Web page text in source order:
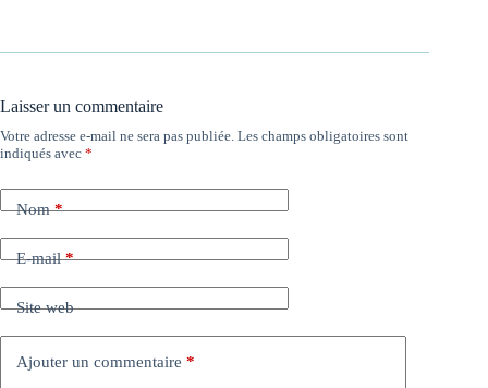
Laisser un commentaire
Votre adresse e-mail ne sera pas publiée. Les champs obligatoires sont
indiqués avec *
Nom*
E-mail*
Site web
Ajouter un commentaire *